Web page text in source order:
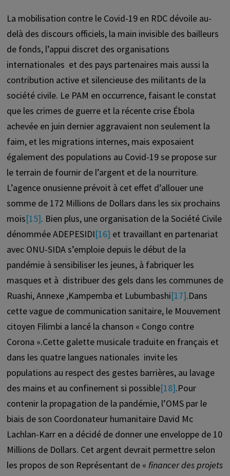
La mobilisation contre le Covid-19 en RDC dévoile au-
delà des discours officiels, la main invisible des bailleurs
de fonds, l’appui discret des organisations
internationales et des pays partenaires mais aussi la
contribution active et silencieuse des militants de la
société civile. Le PAM en occurrence, faisant le constat
que les crimes de guerre et la récente crise Ébola
achevée en juin dernier aggravaient non seulement la
faim, et les migrations internes, mais exposaient
également des populations au Covid-19 se propose sur
le terrain de fournir de l’argent et de la nourriture.
L’agence onusienne prévoit à cet effet d’allouer une
somme de 172 Millions de Dollars dans les six prochains
mois[15]. Bien plus, une organisation de la Société Civile
dénommée ADEPESIDI[16] et travaillant en partenariat
avec ONU-SIDA s’emploie depuis le début de la
pandémie à sensibiliser les jeunes, à fabriquer les
masques et à distribuer des gels dans les communes de
Ruashi, Annexe ,Kampemba et Lubumbashi[17].Dans
cette vague de communication sanitaire, le Mouvement
citoyen Filimbi a lancé la chanson « Congo contre
Corona ».Cette galette musicale traduite en français et
dans les quatre langues nationales invite les
populations au respect des gestes barrières, au lavage
des mains et au confinement si possible[18].Pour
contenir la propagation de la pandémie, l’OMS par le
biais de son Coordonateur humanitaire David Mc
Lachlan-Karr en a décidé de donner une enveloppe de 10
Millions de Dollars. Cet argent devrait permettre selon
les propos de son Représentant de « financer des projets